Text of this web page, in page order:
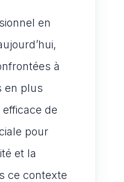
en
à
en plus
de
pour
et la
ce contexte